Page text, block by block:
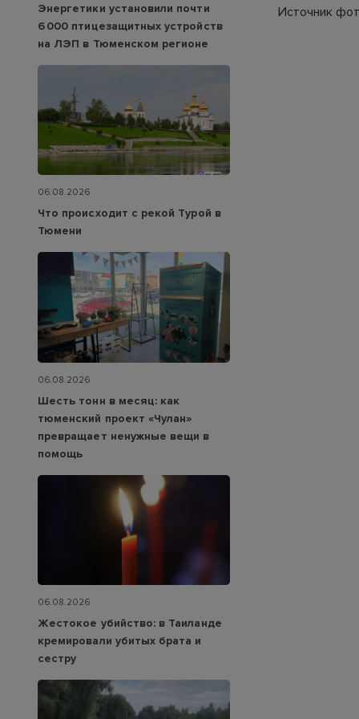
Источник
Энергетики установили почти
6 000 птицезащитных устройств
на ЛЭП в Тюменском регионе
06.08.2026
Что происходит с рекой Турой в
Тюмени
06.08.2026
Шесть тонн в месяц: как
тюменский проект «Чулан»
превращает ненужные вещи в
помощь
06.08.2026
Жестокое убийство: в Таиланде
кремировали убитых брата и
сестру